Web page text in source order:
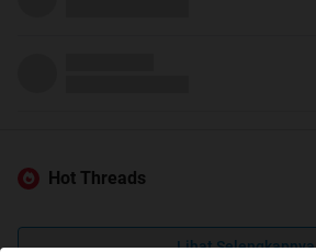
Hot Threads
Lihat Selengkapnya